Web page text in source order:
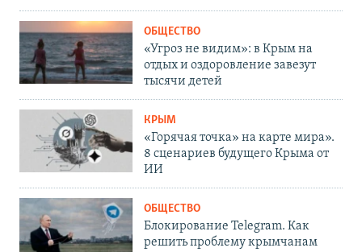
ОБЩЕСТВО
«Угроз не видим»: в Крым на
отдых и оздоровление завезут
тысячи детей
КРЫМ
«Горячая точка» на карте мира».
8 сценариев будущего Крыма от
ИИ
ОБЩЕСТВО
Блокирование Telegram. Как
решить проблему крымчанам